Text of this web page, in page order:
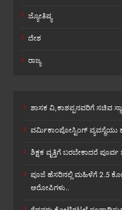
ಜ್ಯೋತಿಷ್ಯ
ದೇಶ
ರಾಜ್ಯ
ಶಾಸಕ ವಿ,ಕಾಶಪ್ಪನವರಿಗೆ ಸಚಿವ
ವರ್ಮಿಕಾಂಪೋಸ್ಟಿಂಗ್ ವ್ಯವಸ್ಥೆಯು
ಶಿಕ್ಷಕ ವೃತ್ತಿಗೆ ಬರಬೇಕಾದರೆ
ಪೂಜೆ ಹೆಸರಿನಲ್ಲಿ ಮಹಿಳೆಗೆ 2.5
ಆರೋಪಿಗಳು..